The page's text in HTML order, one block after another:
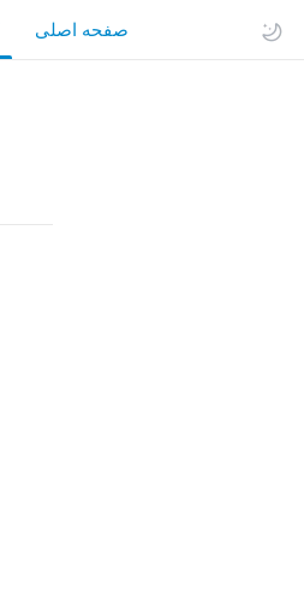
صفحه اصلی